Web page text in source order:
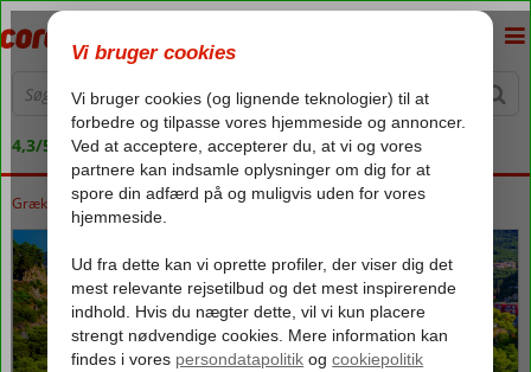
4,3/5 på Trustpilot
Forside
Grækenland Parga Parga Parga by